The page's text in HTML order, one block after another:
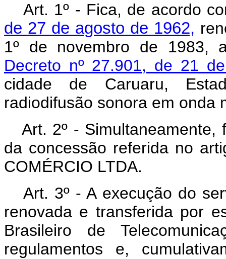
Art. 1º - Fica, de acordo
de 27 de agosto de 1962,
1º de novembro de 1983,
Decreto nº 27.901, de 21
cidade de Caruaru,
radiodifusão sonora em onda
Art. 2º -
da concessão referida no
COMÉRCIO LTDA.
Art. 3º - A execução do
renovada e transferida por
Brasileiro de
regulamentos e,